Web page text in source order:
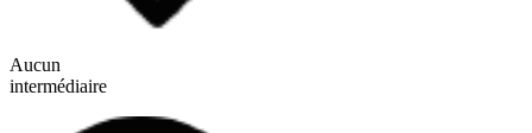
Aucun
intermédiaire